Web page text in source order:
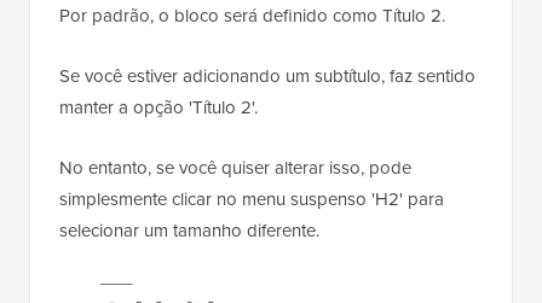
Por padrão, o bloco será definido como Título 2.
Se você estiver adicionando um subtítulo, faz sentido
manter a opção 'Título 2'.
No entanto, se você quiser alterar isso, pode
simplesmente clicar no menu suspenso 'H2' para
selecionar um tamanho diferente.